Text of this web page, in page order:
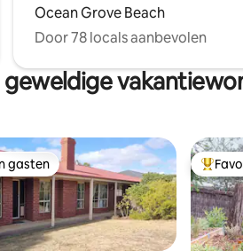
Ocean Grove Beach
Door 78 locals aanbevolen
gasten
gasten